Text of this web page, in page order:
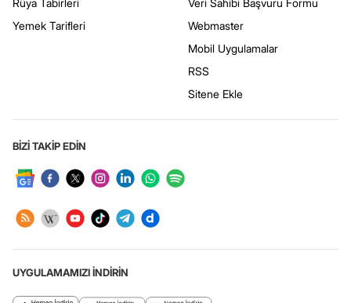
Rüya Tabirleri
Yemek Tarifleri
Veri Sahibi Başvuru Formu
Webmaster
Mobil Uygulamalar
RSS
Sitene Ekle
BİZİ TAKİP EDİN
UYGULAMAMIZI İNDİRİN